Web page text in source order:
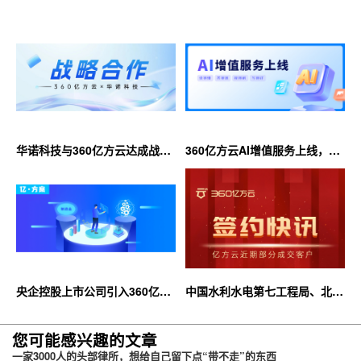
华诺科技与360亿方云达成战略
360亿方云AI增值服务上线，超
大限时优惠等你来！
央企控股上市公司引入360亿方
台
中国水利水电第七工程局、北京
您可能感兴趣的文章
一家3000人的头部律所，想给自己留下点“带不走”的东西